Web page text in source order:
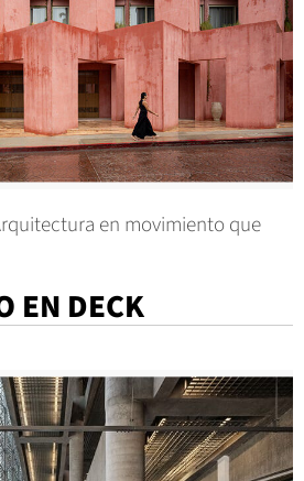
en movimiento que
EN DECK